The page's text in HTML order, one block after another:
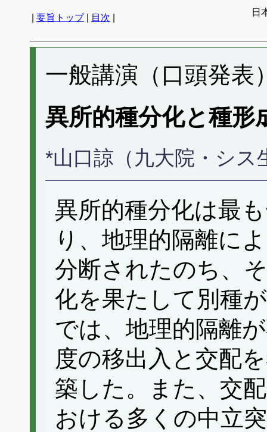
要旨トップ| 目次
日
一般講演（口頭発表
異所的種分化と種形
*山口諒（九大院・シス
異所的種分化は最
り、地理的隔離に
分断されたのち、
化を果たして別種
では、地理的隔離
度の移出入と交配
築した。また、交
おける多くの中立